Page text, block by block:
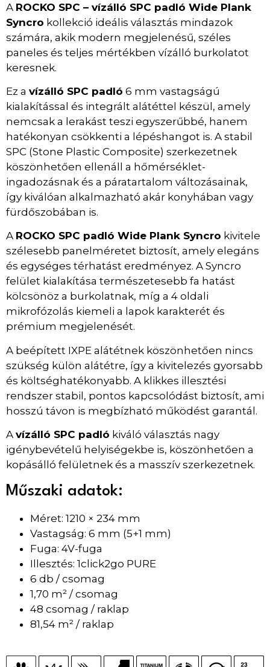
A ROCKO SPC – vízálló SPC padló Wide Plank
Syncro kollekció ideális választás mindazok
számára, akik modern megjelenésű, széles
paneles és teljes mértékben vízálló burkolatot
keresnek.
Ez a vízálló SPC padló 6 mm vastagságú
kialakítással és integrált alátéttel készül, amely
nemcsak a lerakást teszi egyszerűbbé, hanem
hatékonyan csökkenti a lépéshangot is. A stabil
SPC (Stone Plastic Composite) szerkezetnek
köszönhetően ellenáll a hőmérséklet-
ingadozásnak és a páratartalom változásainak,
így kiválóan alkalmazható akár konyhában vagy
fürdőszobában is.
A ROCKO SPC padló Wide Plank Syncro kivitele
szélesebb panelméretet biztosít, amely elegáns
és egységes térhatást eredményez. A Syncro
felület kialakítása természetesebb fa hatást
kölcsönöz a burkolatnak, míg a 4 oldali
mikrofózolás kiemeli a lapok karakterét és
prémium megjelenését.
A beépített IXPE alátétnek köszönhetően nincs
szükség külön alátétre, így a kivitelezés gyorsabb
és költséghatékonyabb. A klikkes illesztési
rendszer stabil, pontos kapcsolódást biztosít, ami
hosszú távon is megbízható működést garantál.
A vízálló SPC padló kiváló választás nagy
igénybevételű helyiségekbe is, köszönhetően a
kopásálló felületnek és a masszív szerkezetnek.
Műszaki adatok:
Méret: 1210 × 234 mm
Vastagság: 6 mm (5+1 mm)
Fuga: 4V-fuga
Illesztés: 1click2go PURE
6 db / csomag
1,70 m² / csomag
48 csomag / raklap
81,54 m² / raklap